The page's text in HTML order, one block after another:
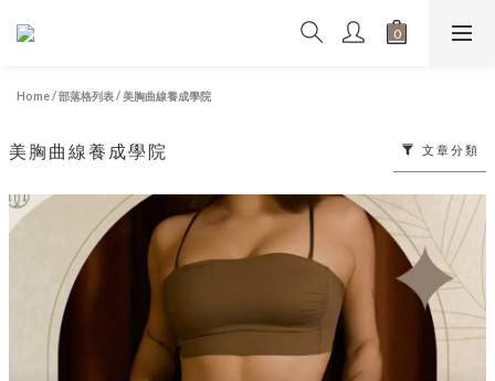
Home/部落格列表/美胸曲線養成學院
美胸曲線養成學院 文章分類